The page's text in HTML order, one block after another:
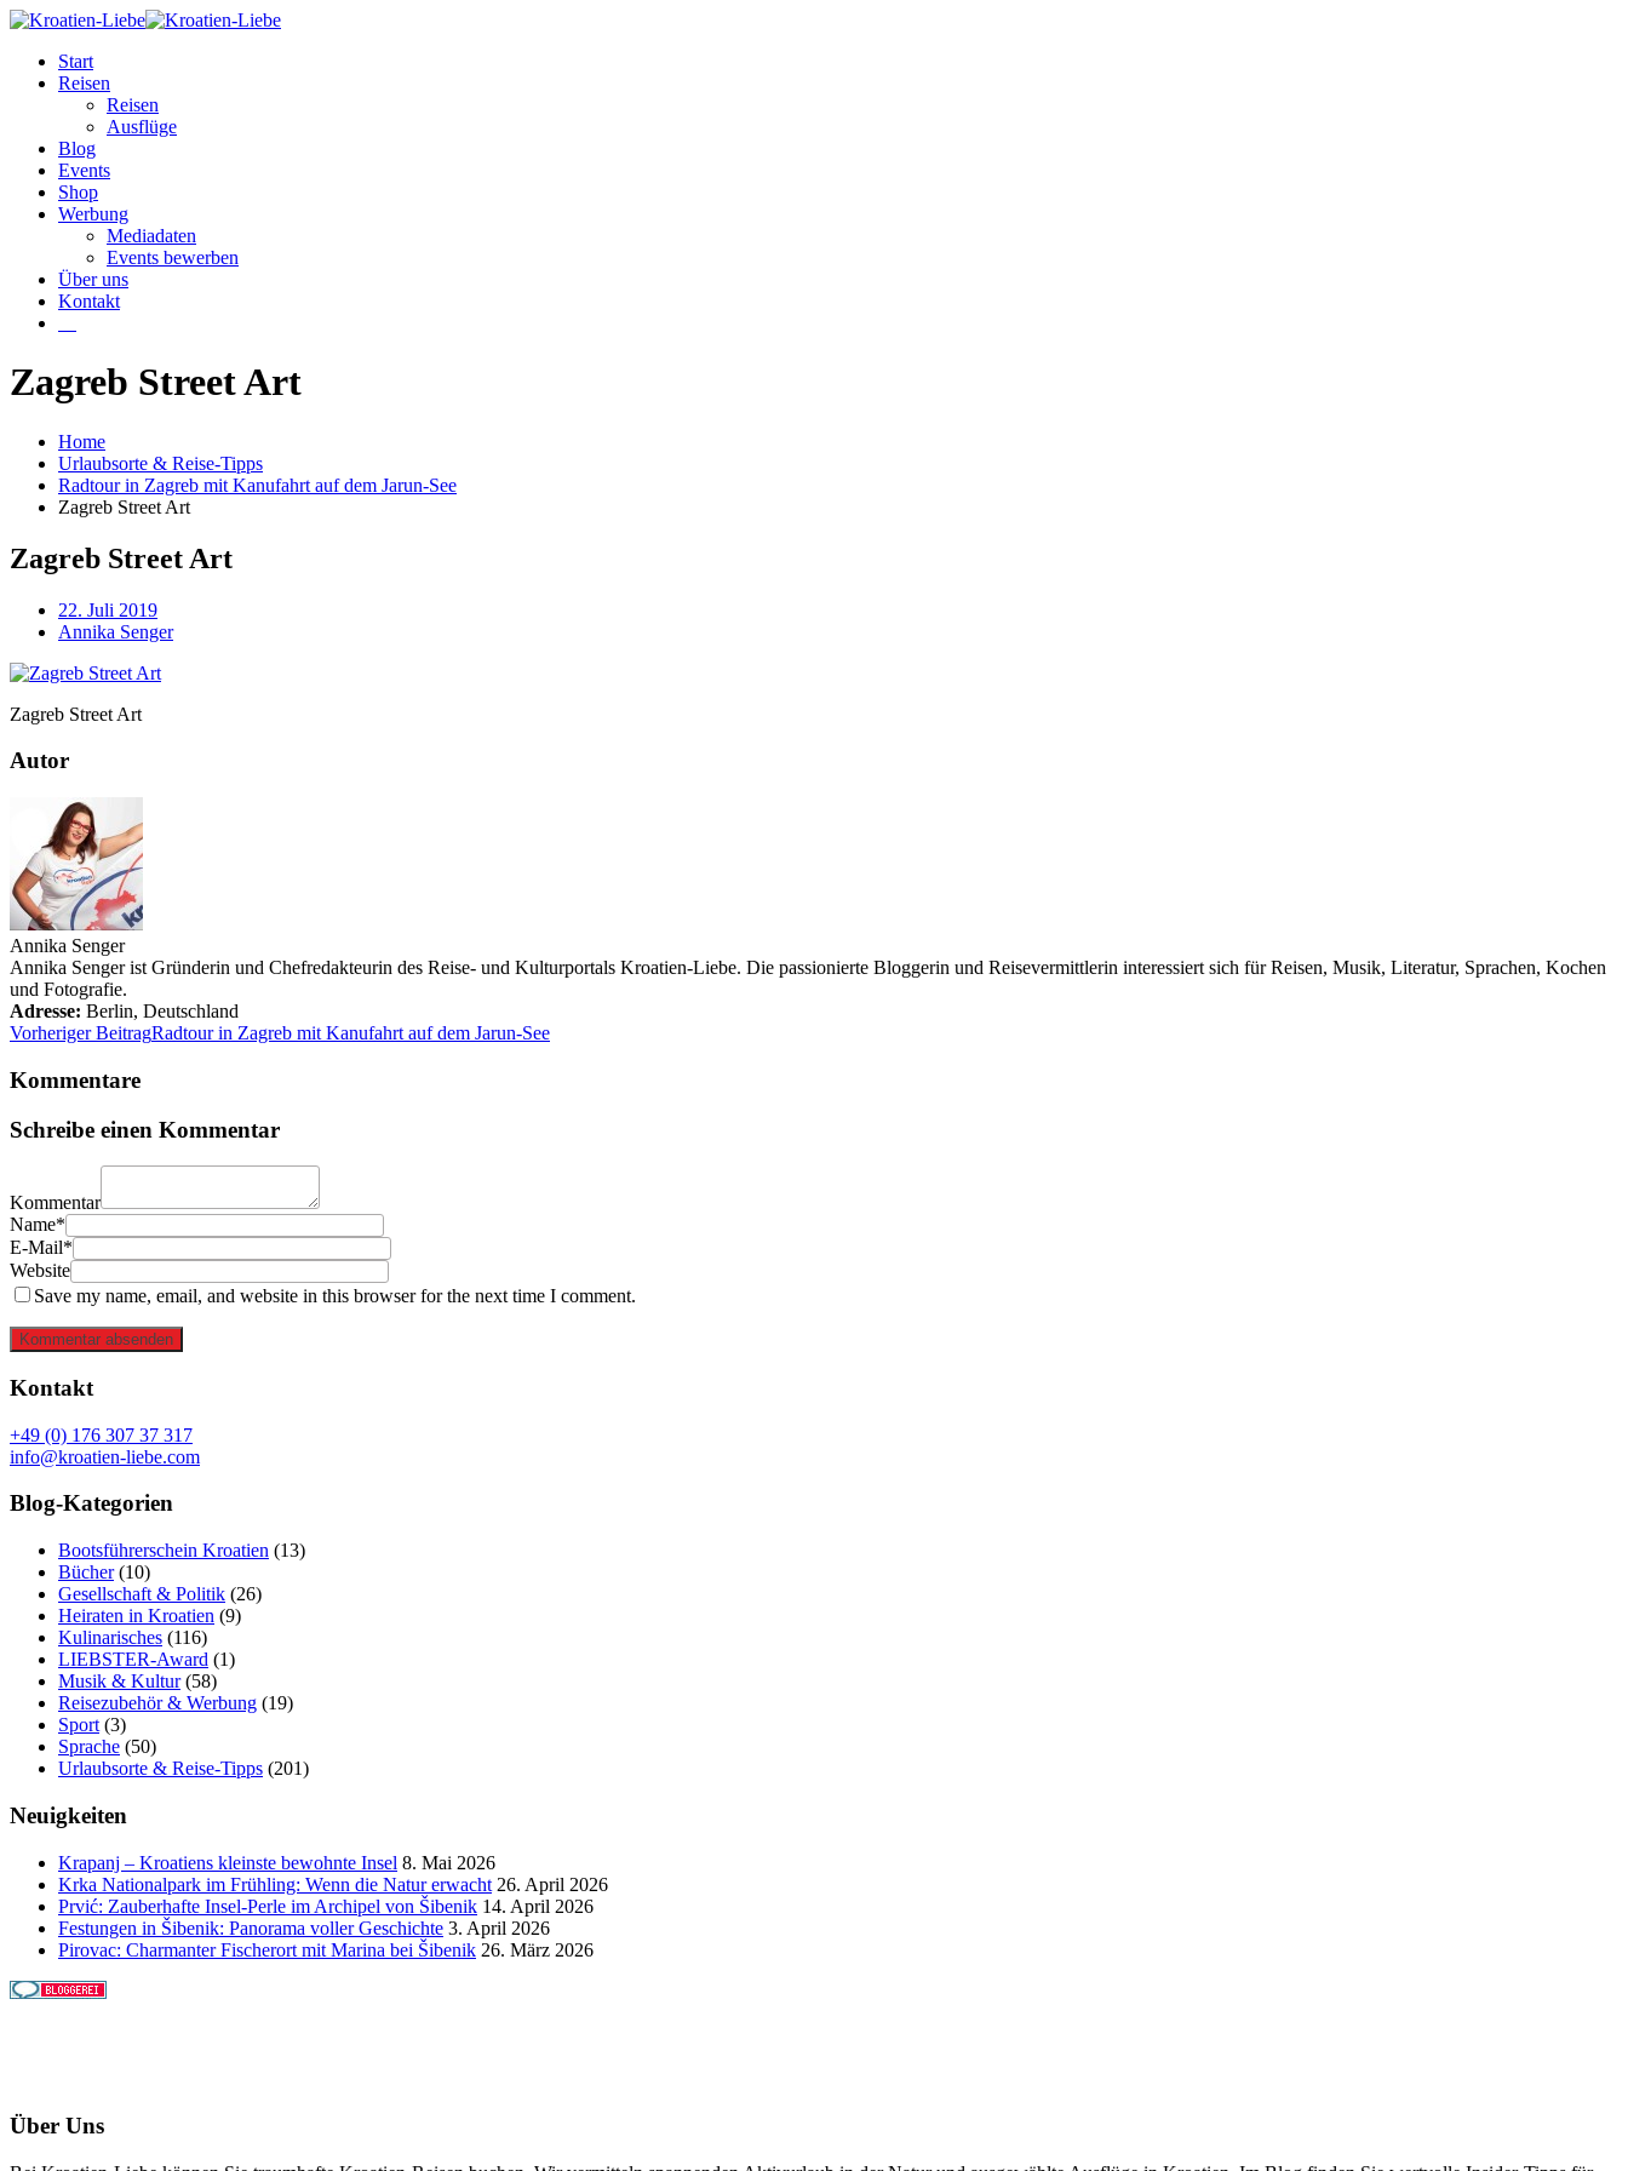
Start
Reisen
Reisen
Ausflüge
Blog
Events
Shop
Werbung
Mediadaten
Events bewerben
Über uns
Kontakt
Zagreb Street Art
Home
Urlaubsorte & Reise-Tipps
Radtour in Zagreb mit Kanufahrt auf dem Jarun-See
Zagreb Street Art
Zagreb Street Art
22. Juli 2019
Annika Senger
Zagreb Street Art
Autor
Annika Senger
Annika Senger ist Gründerin und Chefredakteurin des Reise- und Kulturportals Kroatien-Liebe. Die passionierte Bloggerin und Reisevermittlerin interessiert sich für Reisen, Musik, Literatur, Sprachen, Kochen
und Fotografie.
Adresse: Berlin, Deutschland
Vorheriger BeitragRadtour in Zagreb mit Kanufahrt auf dem Jarun-See
Kommentare
Schreibe einen Kommentar
Kommentar
Name*
E-Mail*
Website
Save my name, email, and website in this browser for the next time I comment.
Kommentar absenden
Kontakt
+49 (0) 176 307 37 317
info@kroatien-liebe.com
Blog-Kategorien
Bootsführerschein Kroatien (13)
Bücher(10)
Gesellschaft & Politik (26)
Heiraten in Kroatien (9)
Kulinarisches (116)
LIEBSTER-Award (1)
Musik & Kultur(58)
Reisezubehör & Werbung (19)
Sport (3)
Sprache (50)
Urlaubsorte & Reise-Tipps (201)
Neuigkeiten
Krapanj – Kroatiens kleinste bewohnte Insel 8. Mai 2026
Krka Nationalpark im Frühling: Wenn die Natur erwacht 26. April 2026
Prvić: Zauberhafte Insel-Perle im Archipel von Šibenik 14. April 2026
Festungen in Šibenik: Panorama voller Geschichte 3. April 2026
Pirovac: Charmanter Fischerort mit Marina bei Šibenik 26. März 2026
Über Uns